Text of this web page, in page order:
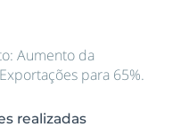
Aumento da
para 65%.
realizadas